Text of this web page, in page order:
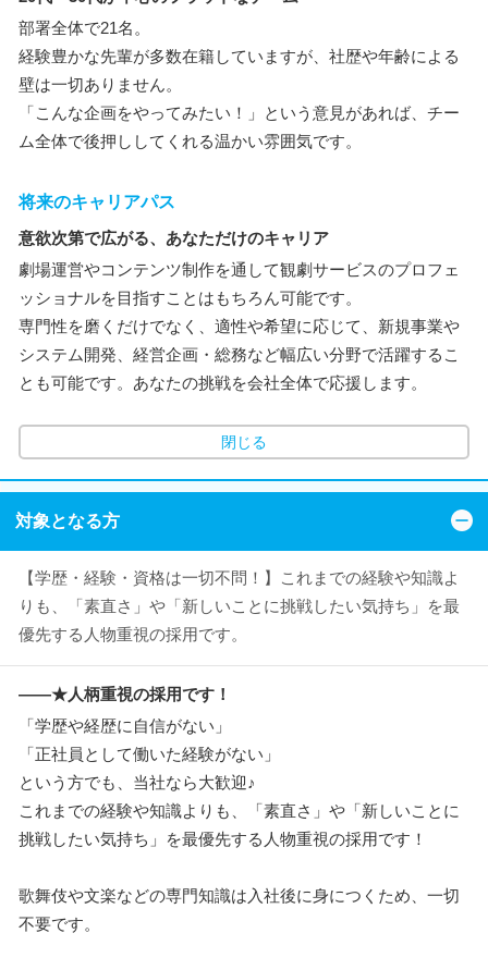
部署全体で21名。
経験豊かな先輩が多数在籍していますが、社歴や年齢による
壁は一切ありません。
「こんな企画をやってみたい！」という意見があれば、チー
ム全体で後押ししてくれる温かい雰囲気です。
将来のキャリアパス
意欲次第で広がる、あなただけのキャリア
劇場運営やコンテンツ制作を通して観劇サービスのプロフェ
ッショナルを目指すことはもちろん可能です。
専門性を磨くだけでなく、適性や希望に応じて、新規事業や
システム開発、経営企画・総務など幅広い分野で活躍するこ
とも可能です。あなたの挑戦を会社全体で応援します。
閉じる
対象となる方
【学歴・経験・資格は一切不問！】これまでの経験や知識よ
りも、「素直さ」や「新しいことに挑戦したい気持ち」を最
優先する人物重視の採用です。
――★人柄重視の採用です！
「学歴や経歴に自信がない」
「正社員として働いた経験がない」
という方でも、当社なら大歓迎♪
これまでの経験や知識よりも、「素直さ」や「新しいことに
挑戦したい気持ち」を最優先する人物重視の採用です！
歌舞伎や文楽などの専門知識は入社後に身につくため、一切
不要です。